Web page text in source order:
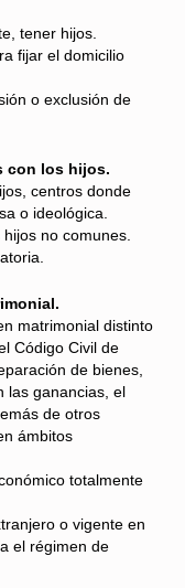
tener hijos.
fijar el domicilio
o exclusión de
con los hijos.
centros donde
o ideológica.
no comunes.
matrimonial distinto
Código Civil de
de bienes,
las ganancias, el
de otros
ámbitos
totalmente
o vigente en
el régimen de